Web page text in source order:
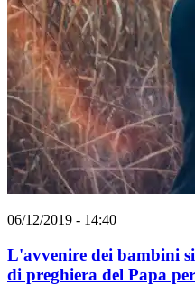
06/12/2019 - 14:40
L'avvenire dei bambini
di preghiera del Papa